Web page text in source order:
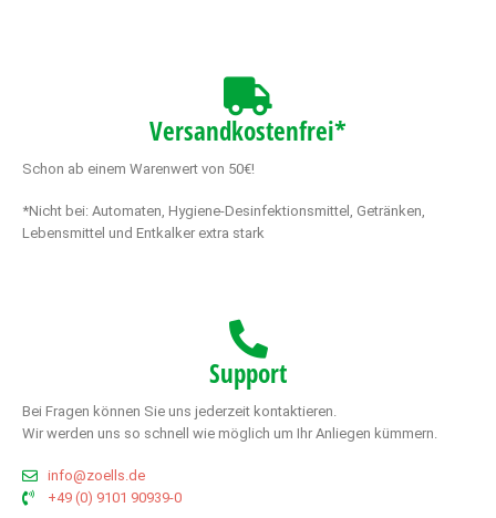
Versandkostenfrei*
Schon ab einem Warenwert von 50€!
*Nicht bei: Automaten, Hygiene-Desinfektionsmittel, Getränken,
Lebensmittel und Entkalker extra stark
Support
Bei Fragen können Sie uns jederzeit kontaktieren.
Wir werden uns so schnell wie möglich um Ihr Anliegen kümmern.
info@zoells.de
+49 (0) 9101 90939-0